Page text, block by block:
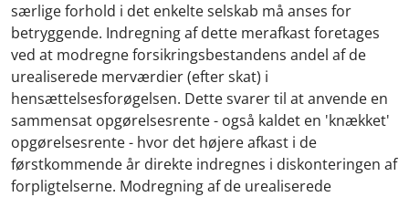
særlige forhold i det enkelte selskab må anses for
betryggende. Indregning af dette merafkast foretages
ved at modregne forsikringsbestandens andel af de
urealiserede merværdier (efter skat) i
hensættelsesforøgelsen. Dette svarer til at anvende en
sammensat opgørelsesrente - også kaldet en 'knækket'
opgørelsesrente - hvor det højere afkast i de
førstkommende år direkte indregnes i diskonteringen af
forpligtelserne. Modregning af de urealiserede